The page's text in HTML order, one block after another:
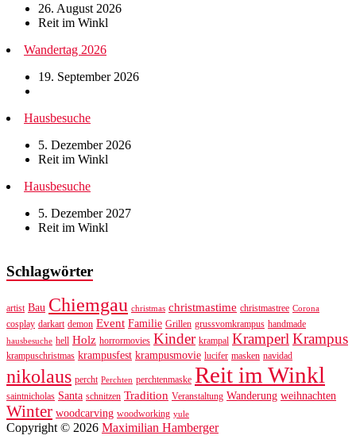
26. August 2026
Reit im Winkl
Wandertag 2026
19. September 2026
Hausbesuche
5. Dezember 2026
Reit im Winkl
Hausbesuche
5. Dezember 2027
Reit im Winkl
Schlagwörter
artist Bau Chiemgau christmas christmastime christmastree Corona
cosplay darkart demon Event Familie Grillen grussvomkrampus handmade
hausbesuche hell Holz horrormovies Kinder krampal KramperlKrampus
krampuschristmas krampusfest krampusmovie lucifer masken navidad
nikolaus percht Perchten perchtenmaske Reit im Winkl
saintnicholas Santa schnitzen Tradition Veranstaltung Wanderung weihnachten
Winter woodcarving woodworking yule
Copyright © 2026 Maximilian Hamberger